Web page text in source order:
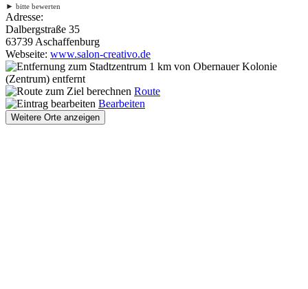
► bitte bewerten
Adresse:
Dalbergstraße 35
63739 Aschaffenburg
Webseite: www.salon-creativo.de
1 km von Obernauer Kolonie
(Zentrum) entfernt
Route
Bearbeiten
Weitere Orte anzeigen